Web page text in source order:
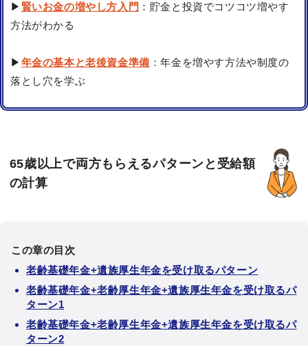
▶ 賢いお金の増やし方入門 ：貯金と投資でコツコツ増やす
方法がわかる
▶ 年金の基本と老後資金準備 ：年金を増やす方法や制度の
落とし穴を学ぶ
65歳以上で両方もらえるパターンと受給額
の計算
この章の目次
老齢基礎年金+遺族厚生年金を受け取るパターン
老齢基礎年金+老齢厚生年金+遺族厚生年金を受け取るパ
ターン1
老齢基礎年金+老齢厚生年金+遺族厚生年金を受け取るパ
ターン2